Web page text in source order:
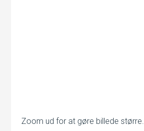
Zoom ud for at gøre billede større.